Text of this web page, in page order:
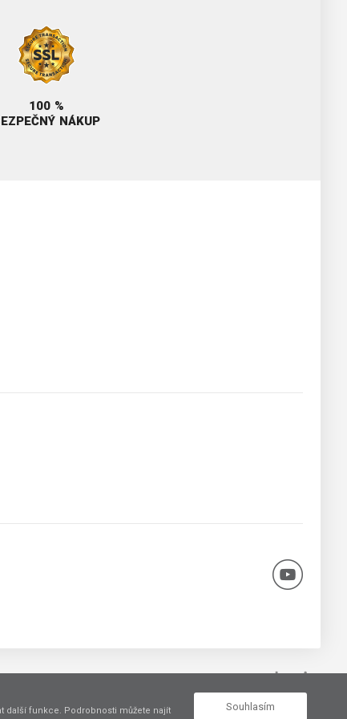
100 %
NÁKUP
další funkce. Podrobnosti můžete najít Souhlasím